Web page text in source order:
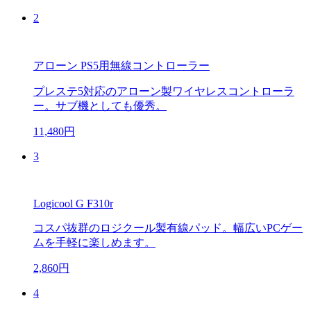
2
アローン PS5用無線コントローラー
プレステ5対応のアローン製ワイヤレスコントローラ
ー。サブ機としても優秀。
11,480円
3
Logicool G F310r
コスパ抜群のロジクール製有線パッド。幅広いPCゲー
ムを手軽に楽しめます。
2,860円
4